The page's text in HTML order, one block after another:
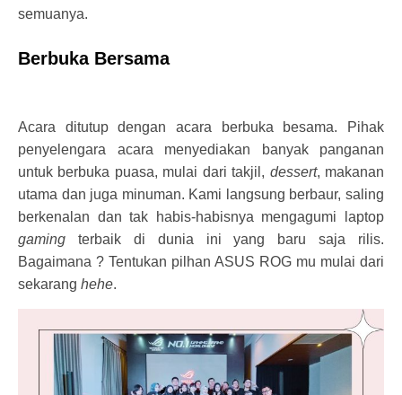
semuanya.
Berbuka Bersama
Acara ditutup dengan acara berbuka besama. Pihak
penyelengara acara menyediakan banyak panganan
untuk berbuka puasa, mulai dari takjil, dessert, makanan
utama dan juga minuman. Kami langsung berbaur, saling
berkenalan dan tak habis-habisnya mengagumi laptop
gaming terbaik di dunia ini yang baru saja rilis.
Bagaimana ? Tentukan pilhan ASUS ROG mu mulai dari
sekarang hehe.